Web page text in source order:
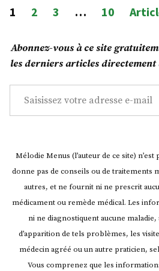
Pagination
publications
1 2 3 … 10
Abonnez-vous à ce site
les derniers articles
Saisissez votre adresse e-mail…
Mélodie Menus (l’auteur de ce site)
donne pas de conseils ou de traitements
autres, et ne fournit ni ne prescrit
médicament ou remède médical. Les
ni ne diagnostiquent aucune maladie,
d’apparition de tels problèmes, les
médecin agréé ou un autre praticien,
Vous comprenez que les